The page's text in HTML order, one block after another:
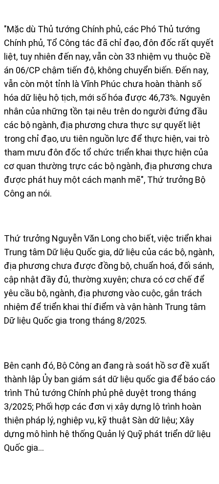
"Mặc dù Thủ tướng Chính phủ, các Phó Thủ tướng
Chính phủ, Tổ Công tác đã chỉ đạo, đôn đốc rất quyết
liệt, tuy nhiên đến nay, vẫn còn 33 nhiệm vụ thuộc Đề
án 06/CP chậm tiến độ, không chuyển biến. Đến nay,
vẫn còn một tỉnh là Vĩnh Phúc chưa hoàn thành số
hóa dữ liệu hộ tịch, mới số hóa được 46,73%. Nguyên
nhân của những tồn tại nêu trên do người đứng đầu
các bộ ngành, địa phương chưa thực sự quyết liệt
trong chỉ đạo, ưu tiên nguồn lực để thực hiện, vai trò
tham mưu đôn đốc tổ chức triển khai thực hiện của
cơ quan thường trực các bộ ngành, địa phương chưa
được phát huy một cách mạnh mẽ", Thứ trưởng Bộ
Công an nói.
Thứ trưởng Nguyễn Văn Long cho biết, việc triển khai
Trung tâm Dữ liệu Quốc gia, dữ liệu của các bộ, ngành,
địa phương chưa được đồng bộ, chuẩn hoá, đối sánh,
cập nhật đầy đủ, thường xuyên; chưa có cơ chế để
yêu cầu bộ, ngành, địa phương vào cuộc, gắn trách
nhiệm để triển khai thí điểm và vận hành Trung tâm
Dữ liệu Quốc gia trong tháng 8/2025.
Bên cạnh đó, Bộ Công an đang rà soát hồ sơ đề xuất
thành lập Ủy ban giám sát dữ liệu quốc gia để báo cáo
trình Thủ tướng Chính phủ phê duyệt trong tháng
3/2025; Phối hợp các đơn vị xây dựng lộ trình hoàn
thiện pháp lý, nghiệp vụ, kỹ thuật Sàn dữ liệu; Xây
dựng mô hình hệ thống Quản lý Quỹ phát triển dữ liệu
Quốc gia…